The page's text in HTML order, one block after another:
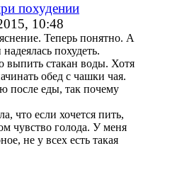
похудении
10:48
Теперь понятно. А
похудеть.
выпить стакан воды. Хотя
обед с чашки чая.
после еды, так почему
что если хочется пить,
чувство голода. У меня
не у всех есть такая